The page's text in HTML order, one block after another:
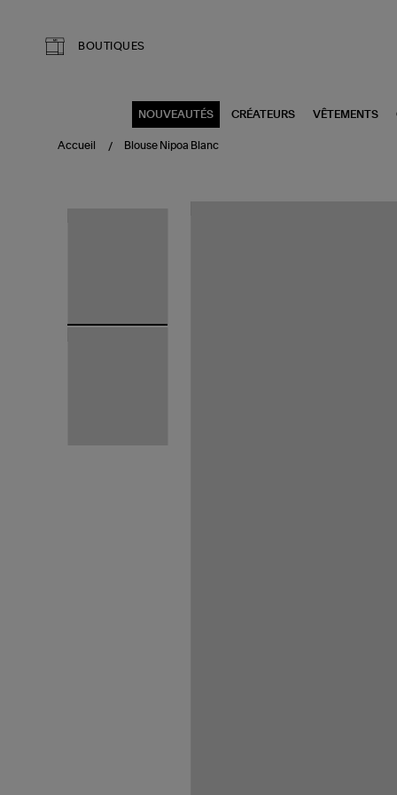
BOUTIQUES
NOUVEAUTÉS CRÉATEURS VÊTEMENTS
Accueil Blouse Nipoa Blanc